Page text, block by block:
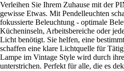
Verleihen Sie Ihrem Zuhause mit der
gewisse Etwas. Mit Pendelleuchten
fokussierte Beleuchtung - optimale
Kücheninseln, Arbeitsbereiche oder
Licht benötigt. Sie helfen, eine
schaffen eine klare Lichtquelle für
Lampe im Vintage Style wird durch
unterstrichen. Perfekt für alle, die es